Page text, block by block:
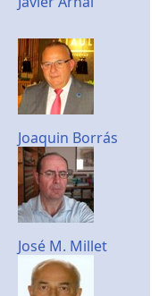
Joaquin Borrás
José M. Millet